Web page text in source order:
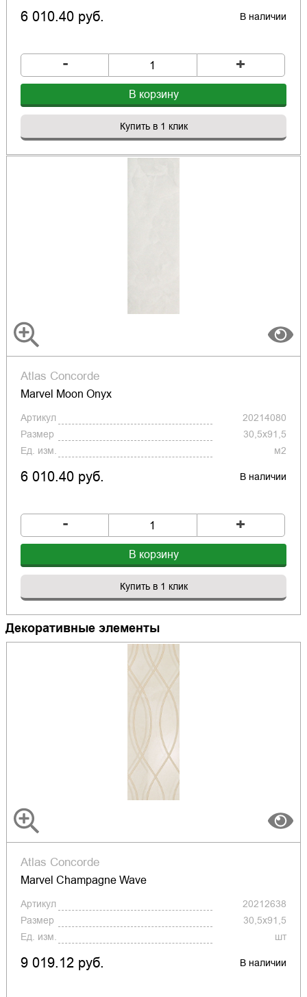
6 010.40 руб. В наличии
- +
В корзину
Купить в 1 клик
Atlas Concorde
Marvel Moon Onyx
Артикул
20214080
Размер
30,5x91,5
Ед. изм.
м2
6 010.40 руб. В наличии
- +
В корзину
Купить в 1 клик
Декоративные элементы
Atlas Concorde
Marvel Champagne Wave
Артикул
20212638
Размер
30,5x91,5
Ед. изм.
шт
9 019.12 руб. В наличии